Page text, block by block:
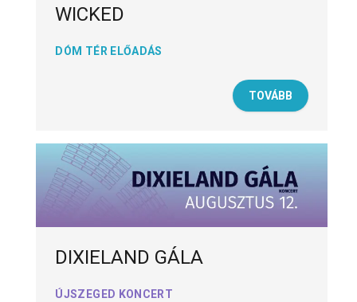
WICKED
DÓM TÉR ELŐADÁS
TOVÁBB
DIXIELAND GÁLA
ÚJSZEGED KONCERT